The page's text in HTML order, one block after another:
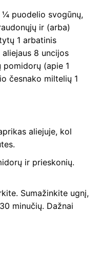
puodelio svogūnų,
ir (arba)
1 arbatinis
8 uncijos
(apie 1
česnako miltelių 1
aliejuje, kol
ir prieskonių.
Sumažinkite ugnį,
minučių. Dažnai